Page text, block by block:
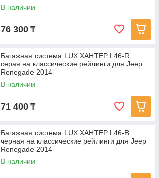
В наличии
76 300 ₸
Багажная система LUX ХАНТЕР L46-R
серая на классические рейлинги для Jeep
Renegade 2014-
В наличии
71 400 ₸
Багажная система LUX ХАНТЕР L46-B
черная на классические рейлинги для Jeep
Renegade 2014-
В наличии